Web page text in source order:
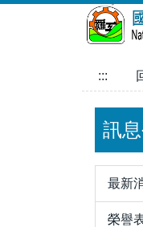
:::
訊
最新
榮譽